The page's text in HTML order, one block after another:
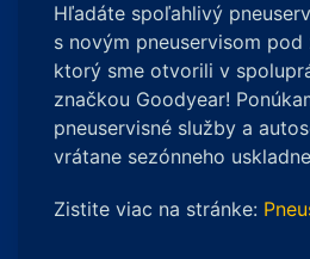
82
H
letné
pneumatiky
Hľadáte spoľahlivý
s novým pneuservisom pod
ktorý sme otvorili v
značkou Goodyear!
pneuservisné služby a
vrátane sezónneho
Zistite viac na stránke: